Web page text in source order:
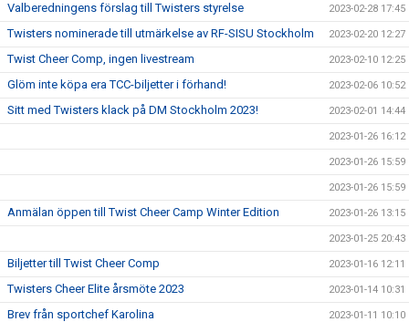
Valberedningens förslag till Twisters styrelse 2023-02-28 17:45
Twisters nominerade till utmärkelse av RF-SISU Stockholm 2023-02-20 12:27
Twist Cheer Comp, ingen livestream 2023-02-10 12:25
Glöm inte köpa era TCC-biljetter i förhand! 2023-02-06 10:52
Sitt med Twisters klack på DM Stockholm 2023! 2023-02-01 14:44
2023-01-26 16:12
2023-01-26 15:59
2023-01-26 15:59
Anmälan öppen till Twist Cheer Camp Winter Edition 2023-01-26 13:15
2023-01-25 20:43
Biljetter till Twist Cheer Comp 2023-01-16 12:11
Twisters Cheer Elite årsmöte 2023 2023-01-14 10:31
Brev från sportchef Karolina 2023-01-11 10:10